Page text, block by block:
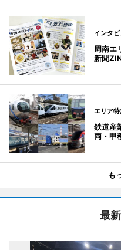
インタ
周南エ
新聞
エリア
鉄道産
両・甲
も
最